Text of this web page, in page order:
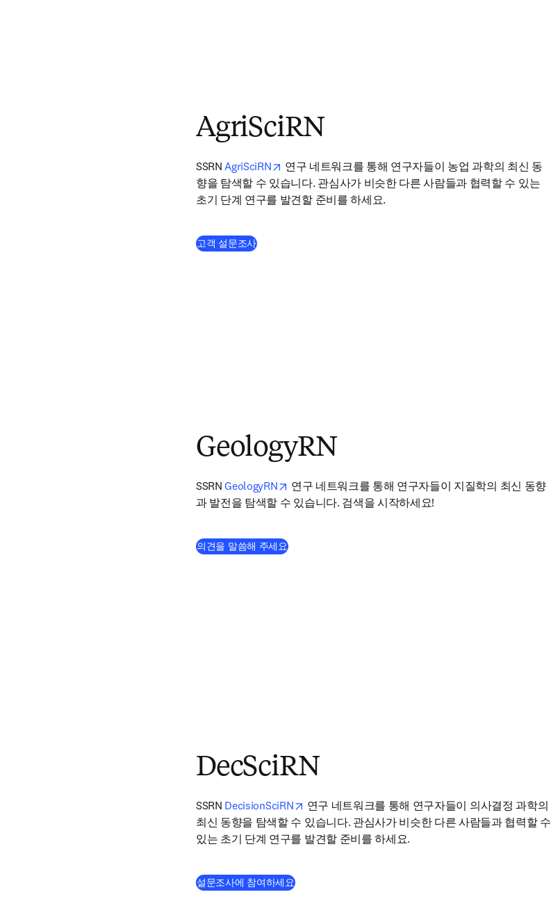
AgriSciRN
SSRN AgriSciRN opens in new tab/window
연구 네트워크를 통해 연구자들이 농업 과학의 최신 동
향을 탐색할 수 있습니다. 관심사가 비슷한 다른 사람들과 협력할 수 있는
초기 단계 연구를 발견할 준비를 하세요.
고객 설문조사(
GeologyRN
SSRN GeologyRN opens in new tab/window
연구 네트워크를 통해 연구자들이 지질학의 최신 동향
과 발전을 탐색할 수 있습니다. 검색을 시작하세요!
의견을 말씀해 주세요(
DecSciRN
SSRN DecisionSciRN opens in new tab/window
연구 네트워크를 통해 연구자들이 의사결정 과학의
최신 동향을 탐색할 수 있습니다. 관심사가 비슷한 다른 사람들과 협력할 수
있는 초기 단계 연구를 발견할 준비를 하세요.
설문조사에 참여하세요(